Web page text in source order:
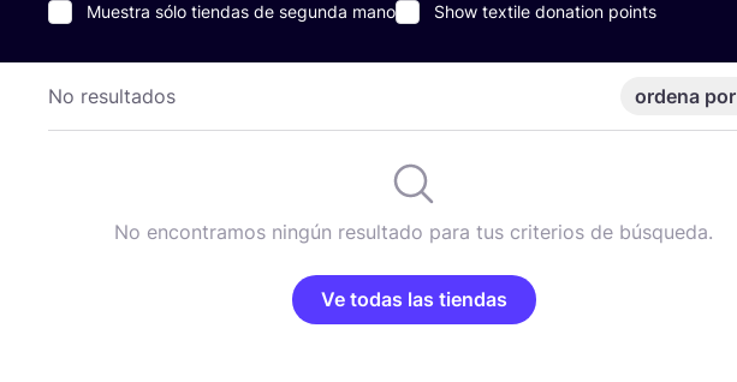
Muestra sólo tiendas de segunda mano Show textile donation points
No resultados ordena por
No encontramos ningún resultado para tus criterios de búsqueda.
Ve todas las tiendas